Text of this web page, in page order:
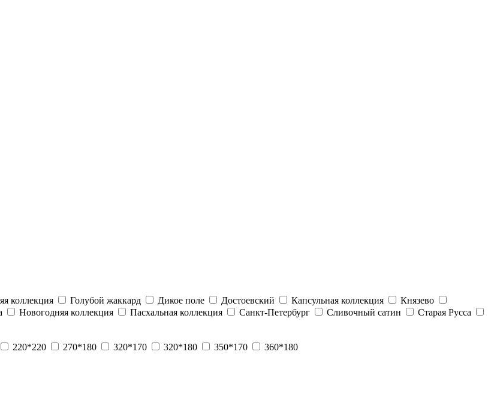
коллекция Голубой жаккард Дикое поле Достоевский Капсульная коллекция
Князево
Новогодняя коллекция Пасхальная коллекция Санкт-Петербург Сливочный сатин
Старая Русса
220*220 270*180 320*170 320*180 350*170 360*180